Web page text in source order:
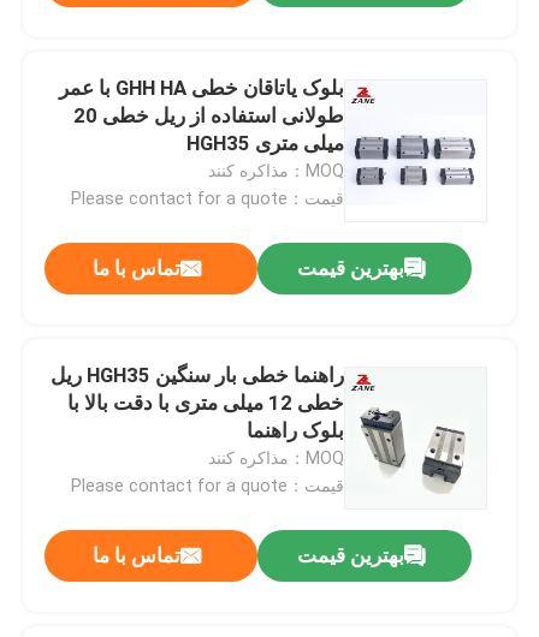
بلوک یاتاقان خطی GHH HA با عمر
طولانی استفاده از ریل خطی 20
میلی متری HGH35
MOQ：مذاکره کنند
قیمت：Please contact for a quote
بهترین قیمت تماس با ما
راهنما خطی بار سنگین HGH35 ریل
خطی 12 میلی متری با دقت بالا با
بلوک راهنما
MOQ：مذاکره کنند
قیمت：Please contact for a quote
بهترین قیمت تماس با ما